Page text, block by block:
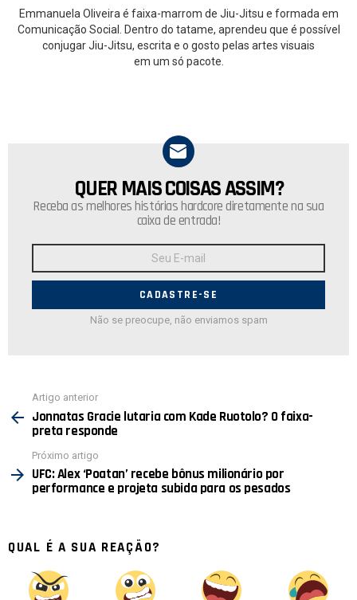
Emmanuela Oliveira é faixa-marrom de Jiu-Jitsu e formada em
Comunicação Social. Dentro do tatame, aprendeu que é possível
conjugar Jiu-Jitsu, escrita e o gosto pelas artes visuais
em um só pacote.
NEWSLETTER
QUER MAIS COISAS ASSIM?
Receba as melhores histórias hardcore diretamente na sua
caixa de entrada!
E-
Não se preocupe, não enviamos spam
mais
Artigo anterior
Jonnatas Gracie lutaria com Kade Ruotolo? O faixa-
preta responde
Próximo artigo
UFC: Alex ‘Poatan’ recebe bônus milionário por
performance e projeta subida para os pesados
QUAL É A SUA REAÇÃO?